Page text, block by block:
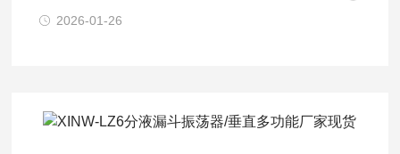
2026-01-26